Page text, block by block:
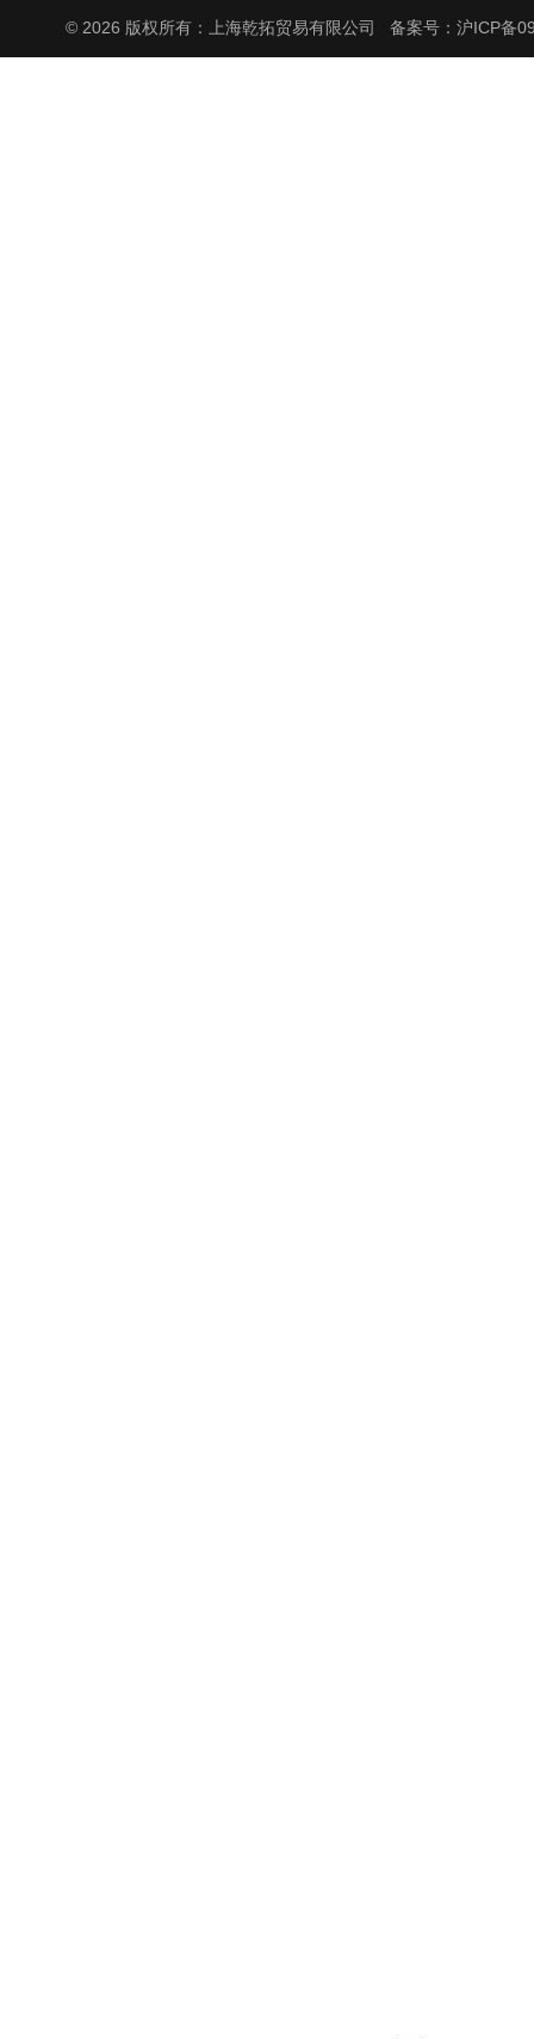
© 2026 版权所有：上海乾拓贸易有限公司 备案号：沪ICP备